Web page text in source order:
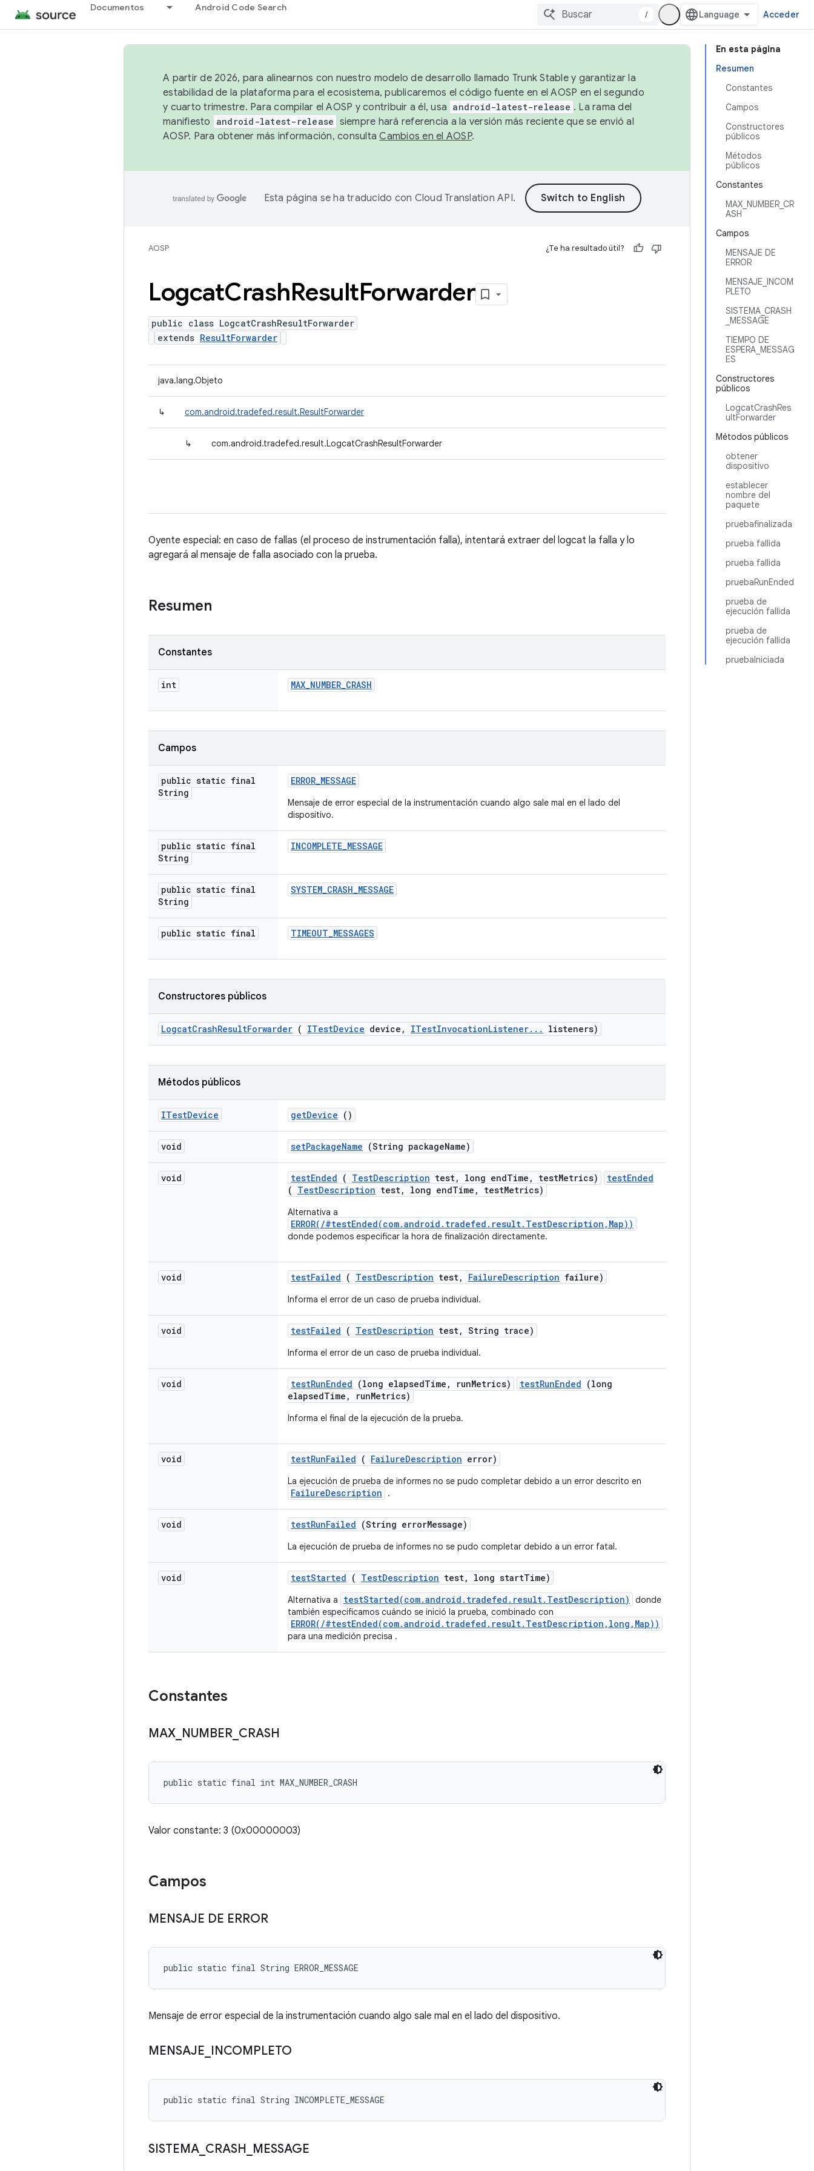
Documentos Android Code Search
/ Acceder
En esta página
Resumen
Constantes
Campos
Constructores
públicos
Métodos
públicos
Constantes
MAX_NUMBER_CR
ASH
Campos
MENSAJE DE
ERROR
MENSAJE_INCOM
PLETO
SISTEMA_CRASH
_MESSAGE
TIEMPO DE
ESPERA_MESSAG
ES
Constructores
públicos
LogcatCrashRes
ultForwarder
Métodos públicos
obtener
dispositivo
establecer
nombre del
paquete
pruebafinalizada
prueba fallida
prueba fallida
pruebaRunEnded
prueba de
ejecución fallida
prueba de
ejecución fallida
pruebaIniciada
A partir de 2026, para alinearnos con nuestro modelo de desarrollo llamado Trunk Stable y garantizar la
estabilidad de la plataforma para el ecosistema, publicaremos el código fuente en el AOSP en el segundo
y cuarto trimestre. Para compilar el AOSP y contribuir a él, usa android-latest-release . La rama del
manifiesto
android-latest-release siempre hará referencia a la versión más reciente que se envió al
AOSP. Para obtener más información, consultaCambios en el AOSP.
Esta página se ha traducido con Cloud Translation API.
AOSP ¿Te ha resultado útil?
LogcatCrashResultForwarder
public class LogcatCrashResultForwarder
extends ResultForwarder
java.lang.Objeto
↳ com.android.tradefed.result.ResultForwarder
↳ com.android.tradefed.result.LogcatCrashResultForwarder
Oyente especial: en caso de fallas (el proceso de instrumentación falla), intentará extraer del logcat la falla y lo
agregará al mensaje de falla asociado con la prueba.
Resumen
Constantes
int MAX_NUMBER_CRASH
Campos
public static final
String
ERROR_MESSAGE
Mensaje de error especial de la instrumentación cuando algo sale mal en el lado del
dispositivo.
public static final
String
INCOMPLETE_MESSAGE
public static final
String
SYSTEM_CRASH_MESSAGE
public static final TIMEOUT_MESSAGES
Constructores públicos
LogcatCrashResultForwarder ( ITestDevice device , ITestInvocationListener. . . listeners)
Métodos públicos
ITestDevice getDevice ()
void setPackageName (String packageName)
void testEnded ( TestDescription test, long endTime , testMetrics)
testEnded
( TestDescription test, long endTime, testMetrics)
Alternativa a
ERROR(/#testEnded(com.android.tradefed.result.TestDescription,Map))
donde podemos especificar la hora de finalización directamente.
void testFailed ( TestDescription test, FailureDescription failure)
Informa el error de un caso de prueba individual.
void testFailed ( TestDescription test, String trace)
Informa el error de un caso de prueba individual.
void testRunEnded (long elapsedTime , runMetrics) testRunEnded (long
elapsedTime, runMetrics)
Informa el final de la ejecución de la prueba.
void testRunFailed ( FailureDescription error)
La ejecución de prueba de informes no se pudo completar debido a un error descrito en
FailureDescription .
void testRunFailed (String errorMessage)
La ejecución de prueba de informes no se pudo completar debido a un error fatal.
void testStarted ( TestDescription test, long startTime)
Alternativa a testStarted(com.android.tradefed.result.TestDescription)
donde
también especificamos cuándo se inició la prueba, combinado con
ERROR(/#testEnded(com.android.tradefed.result.TestDescription,long,Map))
para una medición precisa .
Constantes
MAX NUMBER CRASH
public static final int MAX_NUMBER_CRASH
Valor constante: 3 (0x00000003)
Campos
MENSAJE DE ERROR
public static final String ERROR_MESSAGE
Mensaje de error especial de la instrumentación cuando algo sale mal en el lado del dispositivo.
MENSAJE INCOMPLETO
public static final String INCOMPLETE_MESSAGE
SISTEMA CRASH MESSAGE